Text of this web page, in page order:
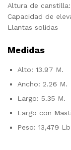
Altura de
Capacidad de
Llantas solidas
Medidas
Alto: 13.97 M.
Ancho: 2.26 M.
Largo: 5.35 M.
Largo con
Peso: 13,479